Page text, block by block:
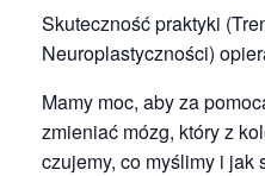
Skuteczność praktyki
Neuroplastyczności)
Mamy moc, aby za
zmieniać mózg, który z
czujemy, co myślimy i jak